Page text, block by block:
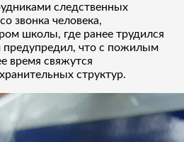
следственных
звонка человека,
школы, где ранее трудился
предупредил, что с пожилым
время свяжутся
структур.